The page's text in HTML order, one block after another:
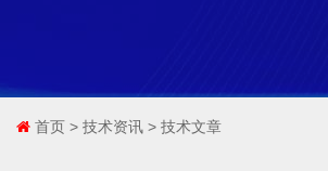
首页 > 技术资讯 > 技术文章